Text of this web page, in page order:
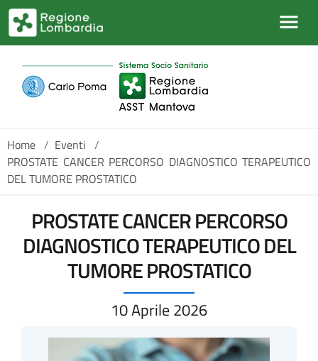
Salta al contenuto principale
Home / Eventi /
PROSTATE CANCER PERCORSO DIAGNOSTICO TERAPEUTICO
DEL TUMORE PROSTATICO
PROSTATE CANCER PERCORSO
DIAGNOSTICO TERAPEUTICO DEL
TUMORE PROSTATICO
10 Aprile 2026